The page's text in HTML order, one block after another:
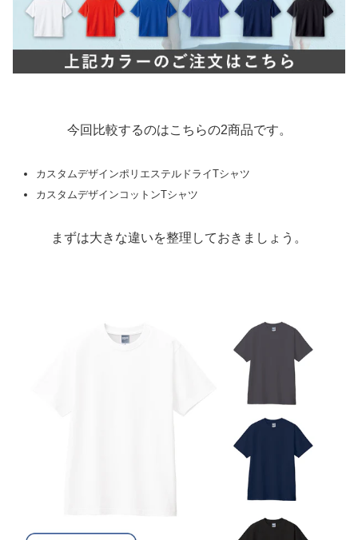
今回比較するのはこちらの2商品です。
カスタムデザインポリエステルドライTシャツ
カスタムデザインコットンTシャツ
まずは大きな違いを整理しておきましょう。